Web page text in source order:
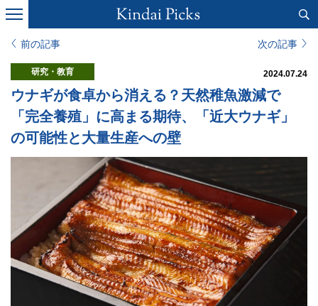
前の記事 次の記事
研究・教育 2024.07.24
ウナギが食卓から消える？天然稚魚激減で
「完全養殖」に高まる期待、「近大ウナギ」
の可能性と大量生産への壁